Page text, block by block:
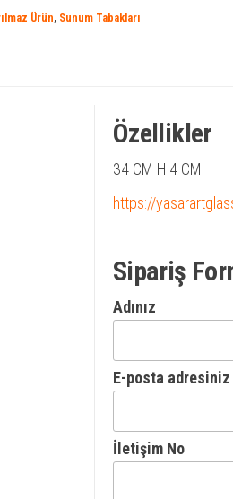
Ürün, Sunum Tabakları
Özellikler
34 CM H:4 CM
https://
Sipariş
Adınız
E-posta adresiniz
İletişim No